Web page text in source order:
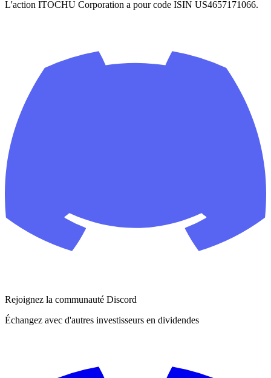
L'action ITOCHU Corporation a pour code ISIN US4657171066.
Rejoignez la communauté Discord
Échangez avec d'autres investisseurs en dividendes